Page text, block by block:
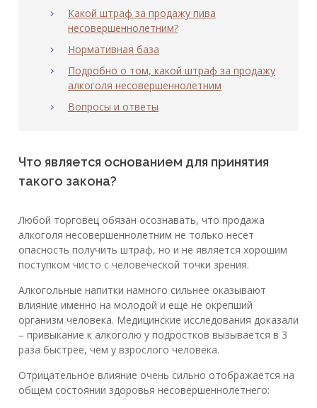
Какой штраф за продажу пива
несовершеннолетним?
Нормативная база
Подробно о том, какой штраф за продажу
алкоголя несовершеннолетним
Вопросы и ответы
Что является основанием для принятия
такого закона?
Любой торговец обязан осознавать, что продажа
алкоголя несовершеннолетним не только несет
опасность получить штраф, но и не является хорошим
поступком чисто с человеческой точки зрения.
Алкогольные напитки намного сильнее оказывают
влияние именно на молодой и еще не окрепший
организм человека. Медицинские исследования доказали
– привыкание к алкоголю у подростков вызывается в 3
раза быстрее, чем у взрослого человека.
Отрицательное влияние очень сильно отображается на
общем состоянии здоровья несовершеннолетнего: